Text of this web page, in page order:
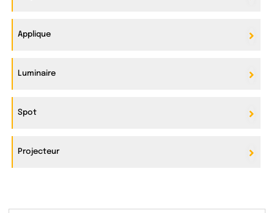
Applique
Luminaire
Spot
Projecteur